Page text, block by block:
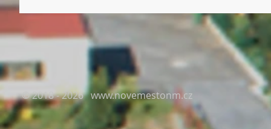
© 2018 - 2026www.novemestonm.cz